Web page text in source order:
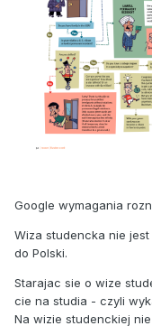
Google wymagania
Wiza studencka nie
do Polski.
Starajac sie o wize
cie na studia - czyli
Na wizie studenckiej